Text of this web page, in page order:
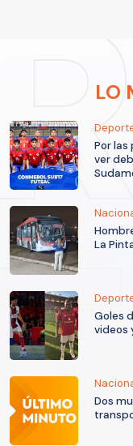
LO
Por las
ver
La
Goles
videos
Dos